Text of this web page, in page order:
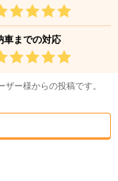
車までの対応
ー様からの投稿です。